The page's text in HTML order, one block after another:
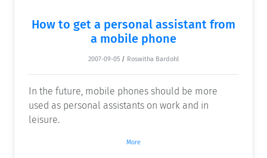
How to get a personal assistant from
a mobile phone
2007-09-05 / Roswitha Bardohl
In the future, mobile phones should be more
used as personal assistants on work and in
leisure.
More